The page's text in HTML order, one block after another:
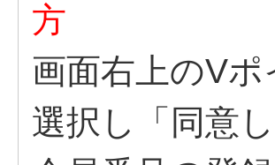
方
画面右上のV
選択し「同意